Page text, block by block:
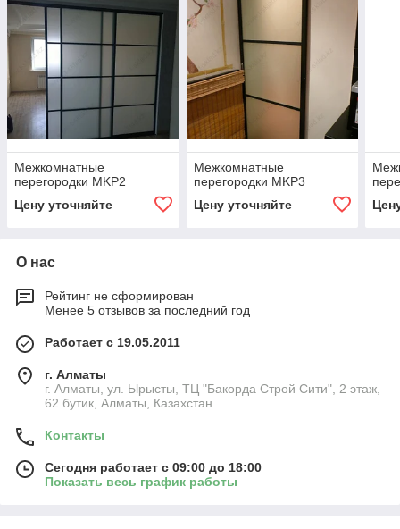
Межкомнатные
перегородки MKP2
Цену уточняйте
Межкомнатные
перегородки MKP3
Цену уточняйте
О нас
Рейтинг не сформирован
Менее 5 отзывов за последний год
Работает с 19.05.2011
г. Алматы
г. Алматы, ул. Ырысты, ТЦ "Бакорда Строй Сити", 2 этаж,
62 бутик, Алматы, Казахстан
Контакты
Сегодня работает с 09:00 до 18:00
Показать весь график работы